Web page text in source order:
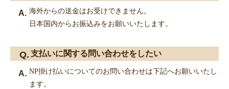
海外からの送金はお受けできません。
日本国内からお振込みをお願いいたします。
支払いに関する問い合わせをしたい
NP掛け払いについてのお問い合わせは下記へお願いいたし
ます。